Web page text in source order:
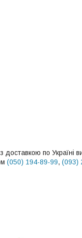
з доставкою по
(050) 194-89-99, (093)